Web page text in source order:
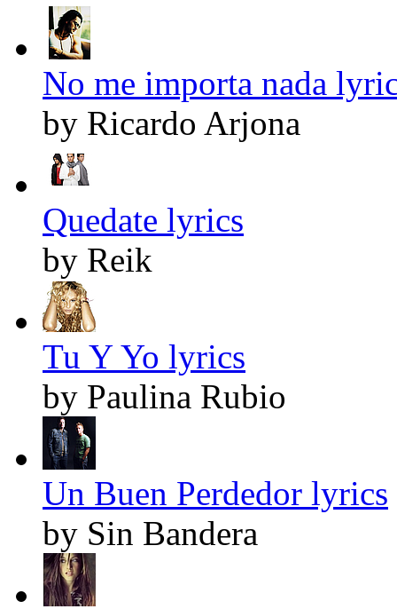
No me importa nada
by Ricardo Arjona
Quedate lyrics
by Reik
Tu Y Yo lyrics
by Paulina Rubio
Un Buen Perdedor lyrics
by Sin Bandera